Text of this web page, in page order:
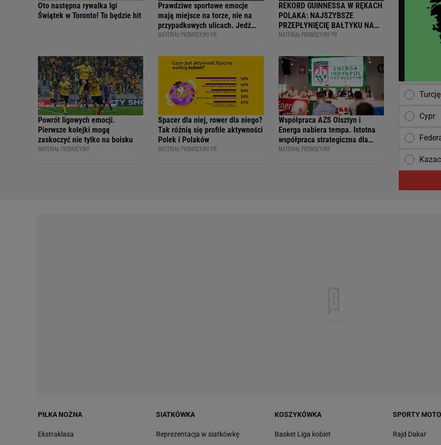
Oto następna rywalka Igi
Świątek w Toronto! To będzie hit
Prawdziwe sportowe emocje
mają miejsce na torze, nie na
przypadkowych ulicach. Jedź
bezpiecznie - apelują
internetowi twórcy na 4F Racing
Academy
MATERIAŁ PROMOCYJNY PR
REKORD GUINNESSA W RĘKACH
POLAKA: NAJSZYBSZE
PRZEPŁYNIĘCIĘ BAŁTYKU NA
DESCE WINDSURFINGOWEJ -
KSIĘGI
MATERIAŁ PROMOCYJNY PR
Powrót ligowych emocji.
Pierwsze kolejki mogą
zaskoczyć nie tylko na boisku
MATERIAŁ PROMOCYJNY
Spacer dla niej, rower dla niego?
Tak różnią się profile aktywności
Polek i Polaków
MATERIAŁ PROMOCYJNY PR
Współpraca AZS Olsztyn i
Energa nabiera tempa. Istotna
współpraca strategiczna dla
siatkarskiego klubu i marki
MATERIAŁ PROMOCYJNY
Turcję
Cypr
PIŁKA NOŻNA
Ekstraklasa
SIATKÓWKA
Reprezentacja w siatkówkę
KOSZYKÓWKA
Basket Liga kobiet
SPORTY
Rajd Dakar